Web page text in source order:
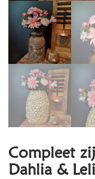
Compleet
Dahlia &